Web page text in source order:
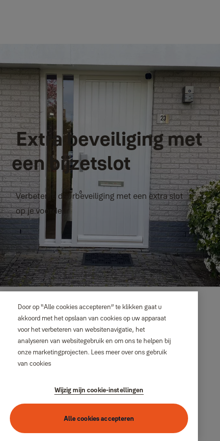
Extra beveiliging met
een bijzetslot
Verbeter je deurbeveiliging met een extra slot
op je voordeur
Door op “Alle cookies accepteren” te klikken gaat u
akkoord met het opslaan van cookies op uw apparaat
voor het verbeteren van websitenavigatie, het
analyseren van websitegebruik en om ons te helpen bij
onze marketingprojecten. Lees meer over ons gebruik
van cookies
Wijzig mijn cookie-instellingen
Alle cookies accepteren